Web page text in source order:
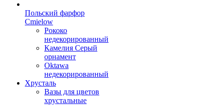
Польский фарфор
Сmielow
Рококо
недекорированный
Камелия Серый
орнамент
Oktawa
недекорированный
Хрусталь
Вазы для цветов
хрустальные